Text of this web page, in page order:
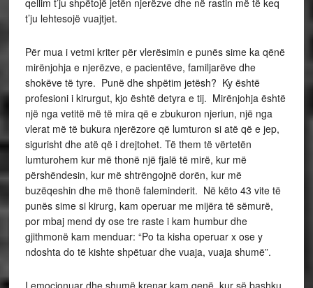
qellim t’ju shpëtojë jetën njerëzve dhe në rastin më të keq
t’ju lehtesojë vuajtjet.
Për mua i vetmi kriter për vlerësimin e punës sime ka qënë
mirënjohja e njerëzve, e pacientëve, familjarëve dhe
shokëve të tyre. Punë dhe shpëtim jetësh? Ky është
profesioni i kirurgut, kjo është detyra e tij. Mirënjohja është
një nga vetitë më të mira që e zbukuron njeriun, një nga
vlerat më të bukura njerëzore që lumturon si atë që e jep,
sigurisht dhe atë që i drejtohet. Të them të vërtetën
lumturohem kur më thonë një fjalë të mirë, kur më
përshëndesin, kur më shtrëngojnë dorën, kur më
buzëqeshin dhe më thonë faleminderit. Në këto 43 vite të
punës sime si kirurg, kam operuar me mijëra të sëmurë,
por mbaj mend dy ose tre raste i kam humbur dhe
gjithmonë kam menduar: “Po ta kisha operuar x ose y
ndoshta do të kishte shpëtuar dhe vuaja, vuaja shumë”.
I emocionuar dhe shumë krenar kam qenë, kur së bashku